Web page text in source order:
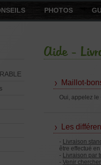
PHOTOS
Aide -
Maillot-
Oui, appelez le
Les
- Livraison
être effectué
- Livraison par
- Venir